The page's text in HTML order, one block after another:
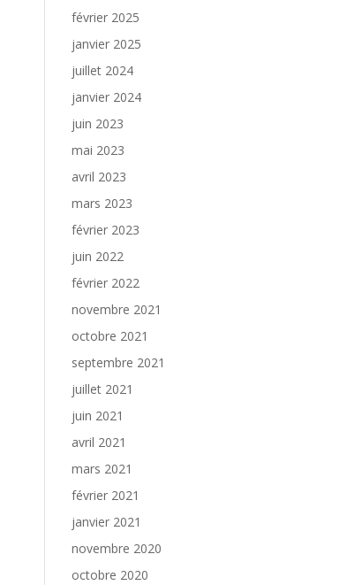
février 2025
janvier 2025
juillet 2024
janvier 2024
juin 2023
mai 2023
avril 2023
mars 2023
février 2023
juin 2022
février 2022
novembre 2021
octobre 2021
septembre 2021
juillet 2021
juin 2021
avril 2021
mars 2021
février 2021
janvier 2021
novembre 2020
octobre 2020